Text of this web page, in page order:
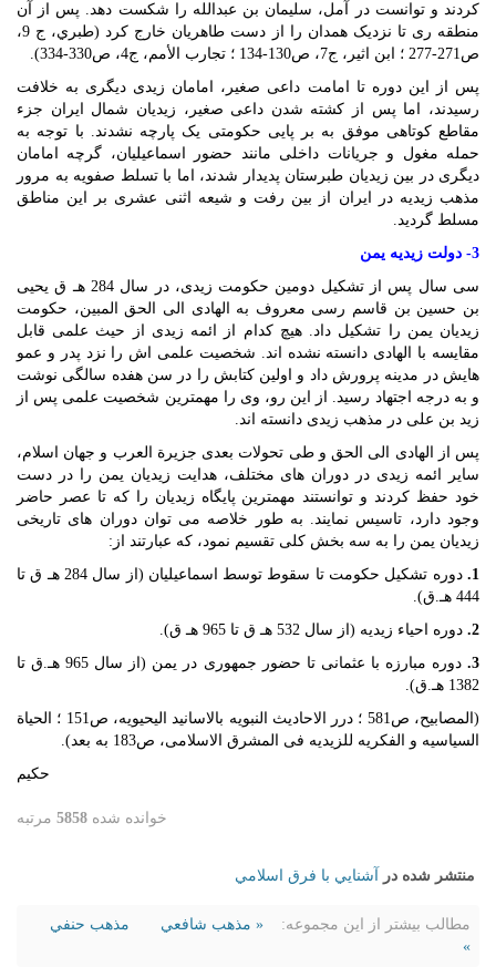
کردند و توانست در آمل، سلیمان بن عبدالله را شکست دهد. پس از آن
منطقه ری تا نزدیک همدان را از دست طاهریان خارج کرد (طبري، ج 9،
ص271-277 ؛ ابن اثير، ج7، ص130-134 ؛ تجارب الأمم، ج4، ص330-334).
پس از این دوره تا امامت داعی صغیر، امامان زیدی دیگری به خلافت
رسیدند، اما پس از کشته شدن داعی صغیر، زیدیان شمال ایران جزء
مقاطع کوتاهی موفق به بر پایی حکومتی یک پارچه نشدند. با توجه به
حمله مغول و جریانات داخلی مانند حضور اسماعیلیان، گرچه امامان
دیگری در بین زیدیان طبرستان پدیدار شدند، اما با تسلط صفویه به مرور
مذهب زیدیه در ایران از بین رفت و شیعه اثنی عشری بر این مناطق
مسلط گردید.
3- دولت زیدیه یمن
سی سال پس از تشکیل دومین حکومت زیدی، در سال 284 هـ ق یحیی
بن حسین بن قاسم رسی معروف به الهادی الی الحق المبین، حکومت
زیدیان یمن را تشکیل داد. هیچ کدام از ائمه زیدی از حیث علمی قابل
مقایسه با الهادی دانسته نشده اند. شخصیت علمی اش را نزد پدر و عمو
هایش در مدینه پرورش داد و اولین کتابش را در سن هفده سالگی نوشت
و به درجه اجتهاد رسید. از این رو، وی را مهمترین شخصیت علمی پس از
زید بن علی در مذهب زیدی دانسته اند.
پس از الهادی الی الحق و طی تحولات بعدی جزیرة العرب و جهان اسلام،
سایر ائمه زیدی در دوران های مختلف، هدایت زیدیان یمن را در دست
خود حفظ کردند و توانستند مهمترین پایگاه زیدیان را که تا عصر حاضر
وجود دارد، تاسیس نمایند. به طور خلاصه می توان دوران های تاریخی
زیدیان یمن را به سه بخش کلی تقسیم نمود، که عبارتند از:
1.
دوره تشکیل حکومت تا سقوط توسط اسماعیلیان (از سال 284 هـ ق تا
444 هـ.ق).
2. دوره احیاء زیدیه (از سال 532 هـ ق تا 965 هـ ق).
3.
دوره مبارزه با عثمانی تا حضور جمهوری در یمن (از سال 965 هـ.ق تا
1382 هـ.ق).
(المصابیح، ص581 ؛ درر الاحادیث النبویه بالاسانید الیحیویه، ص151 ؛ الحیاة
السیاسیه و الفکریه للزیدیه فی المشرق الاسلامی، ص183 به بعد).
حكيم
خوانده شده 5858 مرتبه
منتشر شده در آشنايي با فرق اسلامي
مطالب بیشتر از این مجموعه: « مذهب شافعي
مذهب حنفي
»